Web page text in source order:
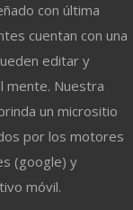
con última
cuentan con una
editar y
mente. Nuestra
un micrositio
por los motores
(google) y
móvil.